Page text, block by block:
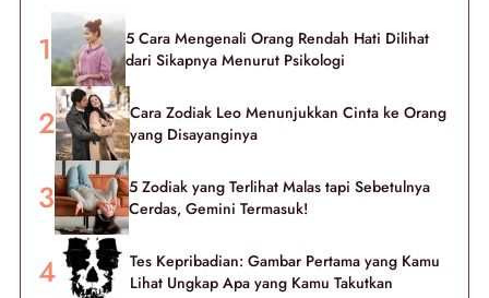
5 Cara Mengenali Orang Rendah Hati Dilihat
dari Sikapnya Menurut Psikologi
Cara Zodiak Leo Menunjukkan Cinta ke Orang
yang Disayanginya
5 Zodiak yang Terlihat Malas tapi Sebetulnya
Cerdas, Gemini Termasuk!
Tes Kepribadian: Gambar Pertama yang Kamu
Lihat Ungkap Apa yang Kamu Takutkan